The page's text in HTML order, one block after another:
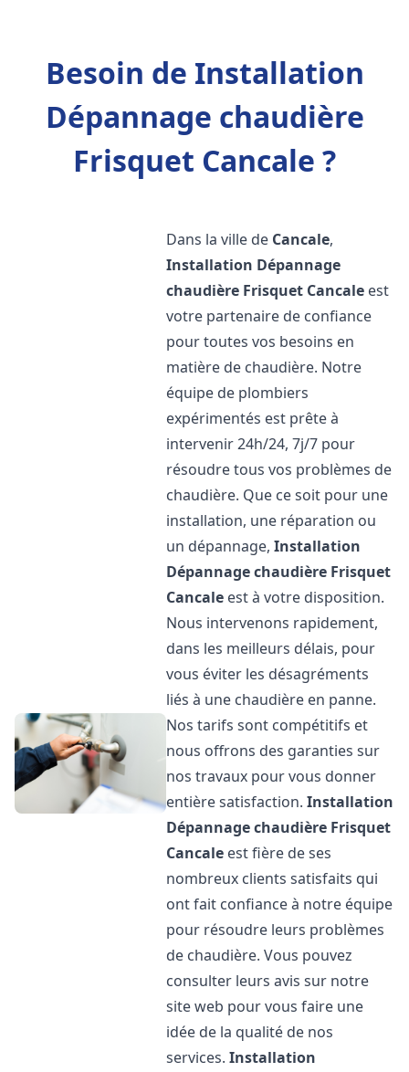
Besoin de Installation
Dépannage chaudière
Frisquet Cancale ?
Dans la ville de Cancale,
Installation Dépannage
chaudière Frisquet Cancale est
votre partenaire de confiance
pour toutes vos besoins en
matière de chaudière. Notre
équipe de plombiers
expérimentés est prête à
intervenir 24h/24, 7j/7 pour
résoudre tous vos problèmes de
chaudière. Que ce soit pour une
installation, une réparation ou
un dépannage,Installation
Dépannage chaudière Frisquet
Cancale est à votre disposition.
Nous intervenons rapidement,
dans les meilleurs délais, pour
vous éviter les désagréments
liés à une chaudière en panne.
Nos tarifs sont compétitifs et
nous offrons des garanties sur
nos travaux pour vous donner
entière satisfaction.Installation
Dépannage chaudière Frisquet
Cancale est fière de ses
nombreux clients satisfaits qui
ont fait confiance à notre équipe
pour résoudre leurs problèmes
de chaudière. Vous pouvez
consulter leurs avis sur notre
site web pour vous faire une
idée de la qualité de nos
services.Installation